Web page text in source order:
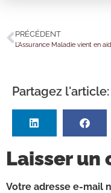
PRÉCÉDENT
Partagez l'article:
Laisser un
Votre adresse e-mail